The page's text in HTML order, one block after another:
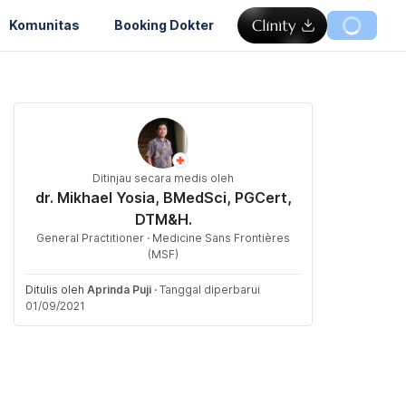
Komunitas Booking Dokter
Ditinjau secara medis oleh
dr. Mikhael Yosia, BMedSci, PGCert,
DTM&H.
General Practitioner · Medicine Sans Frontières
(MSF)
Ditulis oleh Aprinda Puji · Tanggal diperbarui
01/09/2021